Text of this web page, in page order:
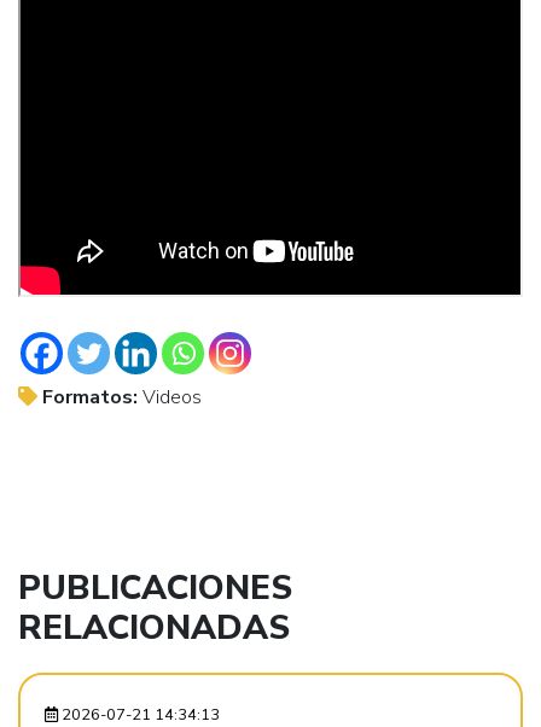
Formatos: Videos
PUBLICACIONES
RELACIONADAS
2026-07-21 14:34:13